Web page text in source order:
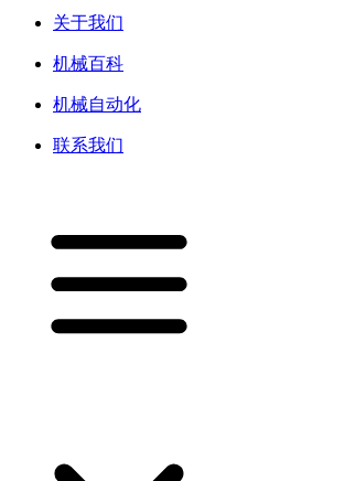
关于我们
机械百科
机械自动化
联系我们